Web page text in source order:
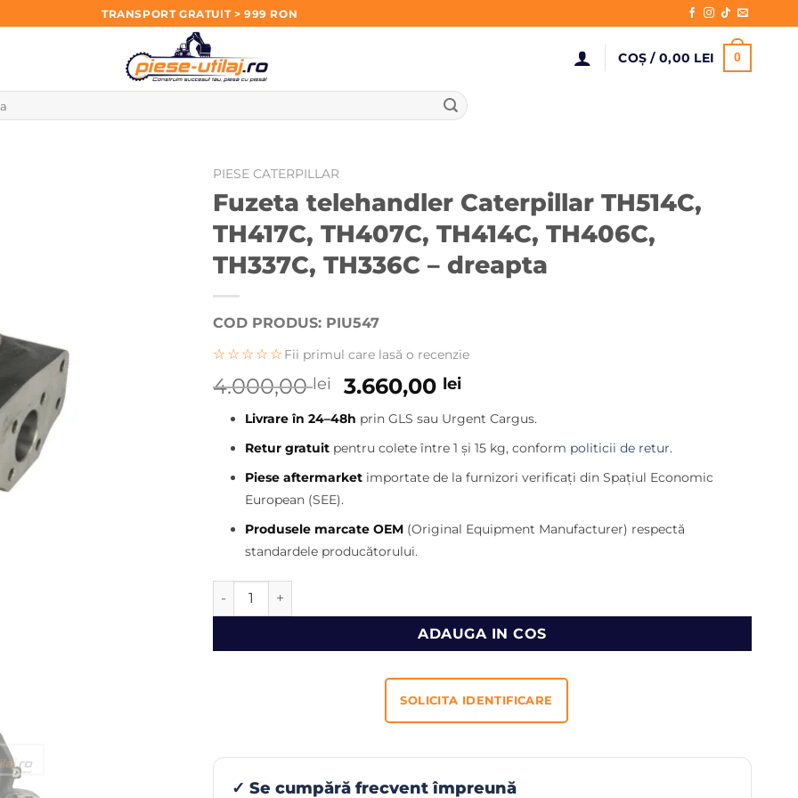
TRANSPORT GRATUIT > 999 RON
COȘ / 0,00 LEI 0
PIESE CATERPILLAR
Fuzeta telehandler Caterpillar TH514C,
TH417C, TH407C, TH414C, TH406C,
TH337C, TH336C – dreapta
COD PRODUS: PIU547
☆☆☆☆☆ Fii primul care lasă o recenzie
4.000,00lei
Prețul
a
fost:
4.000,00 lei.
3.660,00 leiPrețul
este:
3.660,00 lei.
Livrare în 24–48h prin GLS sau Urgent Cargus.
Retur gratuit pentru colete între 1 și 15 kg, conform politicii de retur.
Piese aftermarket importate de la furnizori verificați din Spațiul Economic
European (SEE).
Produsele marcate OEM (Original Equipment Manufacturer) respectă
standardele producătorului.
Cantitate Fuzeta telehandler Caterpillar TH514C, TH417C, TH407C, TH414C, TH406C,
ADAUGA IN COS
SOLICITA IDENTIFICARE
✓ Se cumpără frecvent împreună